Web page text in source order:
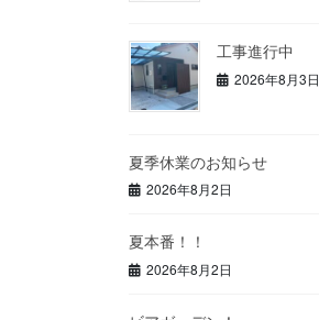
工事進行中
2026年8月3日
夏季休業のお知らせ
2026年8月2日
夏本番！！
2026年8月2日